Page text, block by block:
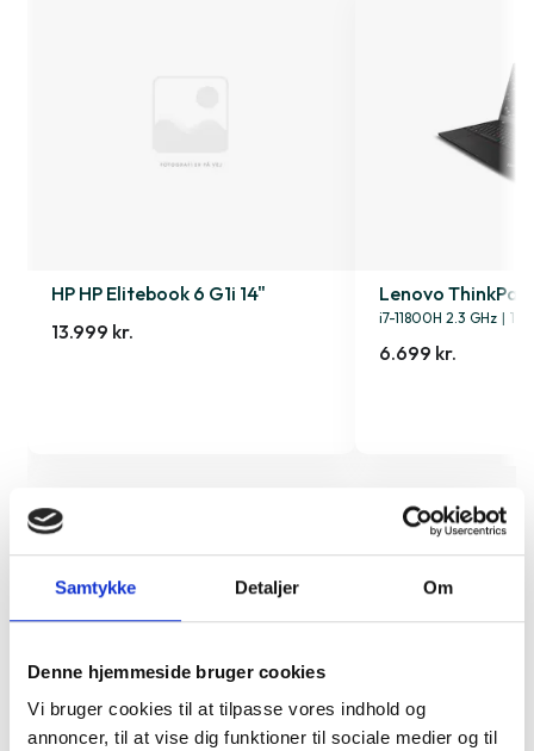
Samtykke Detaljer Om
Denne hjemmeside bruger cookies
Vi bruger cookies til at tilpasse vores indhold og
annoncer, til at vise dig funktioner til sociale medier og til
HP HP Elitebook 6 G1i 14"
13.999 kr.
Lenovo ThinkPad
i7-11800H 2.3 GHz | 1 TB
6.699 kr.